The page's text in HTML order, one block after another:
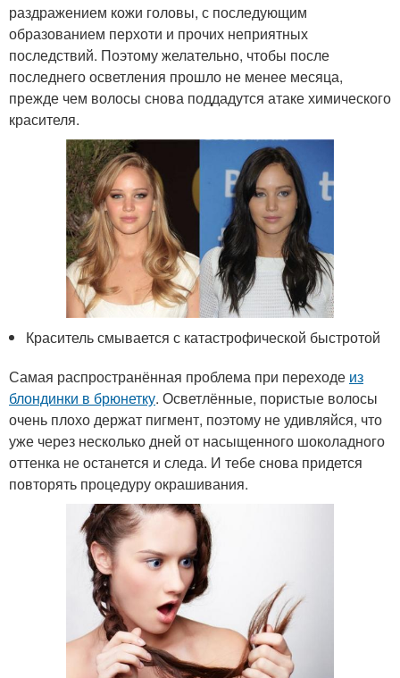
раздражением кожи головы, с последующим
образованием перхоти и прочих неприятных
последствий. Поэтому желательно, чтобы после
последнего осветления прошло не менее месяца,
прежде чем волосы снова поддадутся атаке химического
красителя.
Краситель смывается с катастрофической быстротой
Самая распространённая проблема при переходе из
блондинки в брюнетку. Осветлённые, пористые волосы
очень плохо держат пигмент, поэтому не удивляйся, что
уже через несколько дней от насыщенного шоколадного
оттенка не останется и следа. И тебе снова придется
повторять процедуру окрашивания.